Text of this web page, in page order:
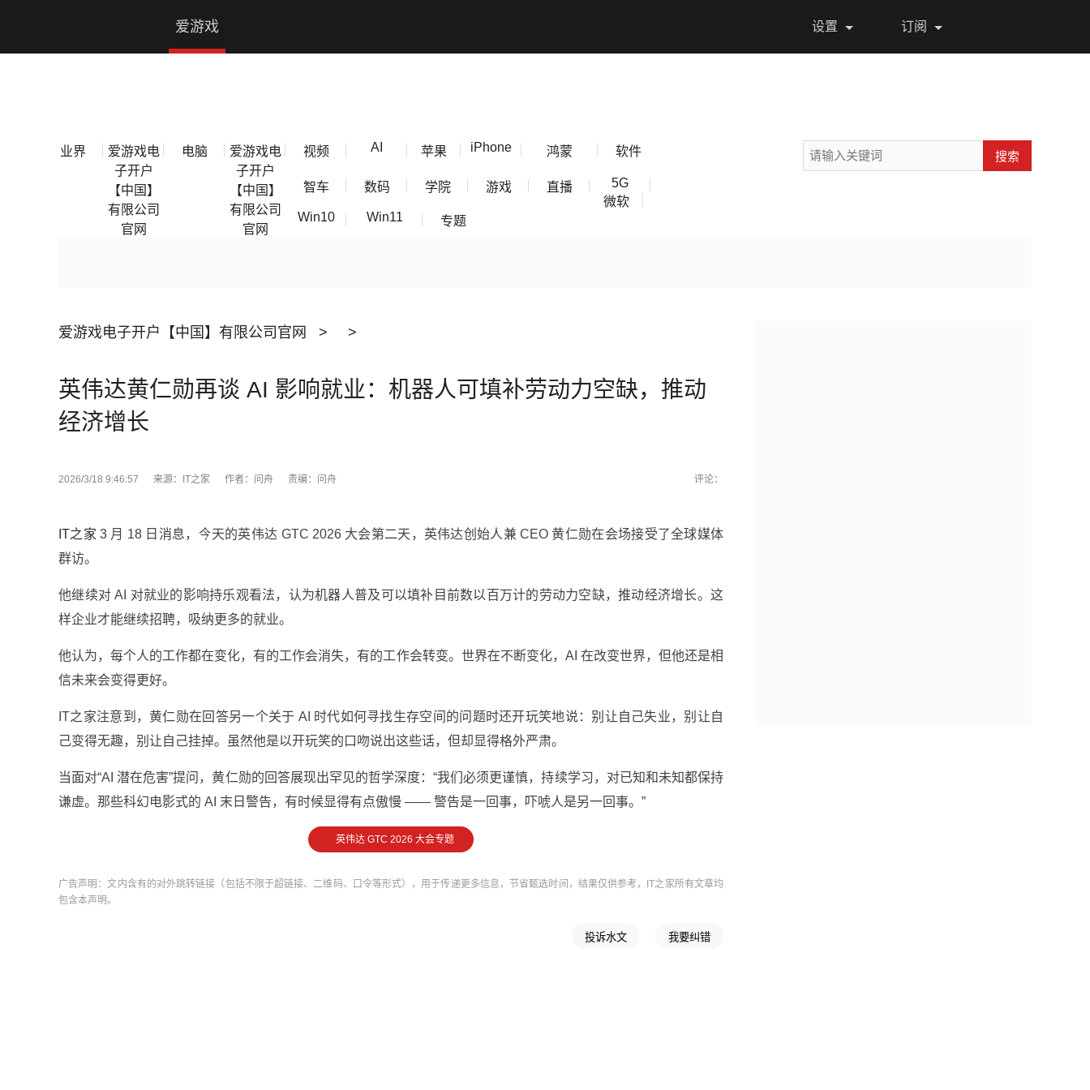
爱游戏电子开户【中国】有限公司官网
爱游戏
国】有
设置 订阅
业界
爱游戏电
子开户
【中国】
有限公司
官网
电脑
爱游戏电
子开户
【中国】
有限公司
官网
视频 AI 苹果 iPhone 鸿蒙 软件
智车 数码 学院 游戏 直播
5G
微软
Win10
Win11 专题
搜索
爱游戏电子开户【中国】有限公司官网 > >
英伟达黄仁勋再谈 AI 影响就业：机器人可填补劳动力空缺，推动
经济增长
2026/3/18 9:46:57 来源： IT之家 作者： 问舟 责编： 问舟 评论：
IT之家 3 月 18 日消息，今天的英伟达 GTC 2026 大会第二天，英伟达创始人兼 CEO 黄仁勋在会场接受了全球媒体
群访。
他继续对 AI 对就业的影响持乐观看法，认为机器人普及可以填补目前数以百万计的劳动力空缺，推动经济增长。这
样企业才能继续招聘，吸纳更多的就业。
他认为，每个人的工作都在变化，有的工作会消失，有的工作会转变。世界在不断变化，AI 在改变世界，但他还是相
信未来会变得更好。
IT之家注意到，黄仁勋在回答另一个关于 AI 时代如何寻找生存空间的问题时还开玩笑地说：别让自己失业，别让自
己变得无趣，别让自己挂掉。虽然他是以开玩笑的口吻说出这些话，但却显得格外严肃。
当面对“AI 潜在危害”提问，黄仁勋的回答展现出罕见的哲学深度：“我们必须更谨慎，持续学习，对已知和未知都保持
谦虚。那些科幻电影式的 AI 末日警告，有时候显得有点傲慢 —— 警告是一回事，吓唬人是另一回事。”
英伟达 GTC 2026 大会专题
广告声明：文内含有的对外跳转链接（包括不限于超链接、二维码、口令等形式），用于传递更多信息，节省甄选时间，结果仅供参考，IT之家所有文章均
包含本声明。
投诉水文 我要纠错